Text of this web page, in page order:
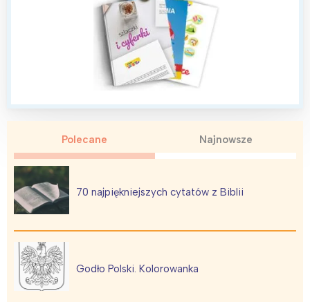
Polecane Najnowsze
70 najpiękniejszych cytatów z Biblii
Godło Polski. Kolorowanka